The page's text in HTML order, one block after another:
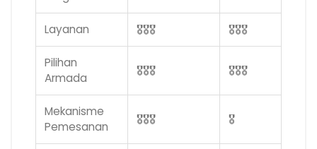
Layanan 🎖️🎖️🎖️ 🎖️🎖️🎖️
Pilihan
Armada
🎖️🎖️🎖️ 🎖️🎖️🎖️
Mekanisme
Pemesanan
🎖️🎖️🎖️ 🎖️